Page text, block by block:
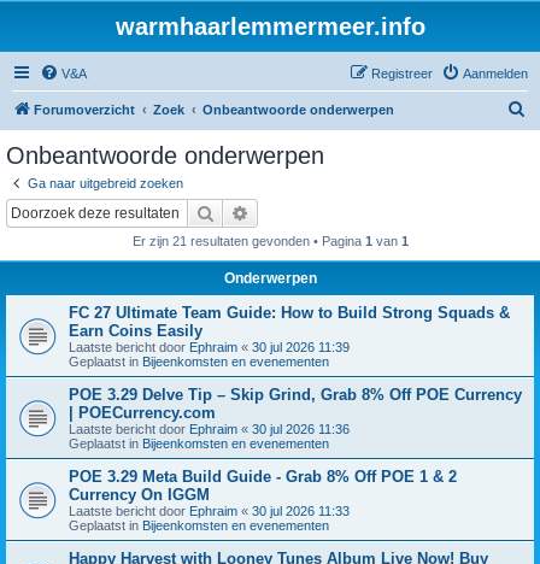
warmhaarlemmermeer.info
V&A Aanmelden
Registreer
Forumoverzicht Zoek Onbeantwoorde onderwerpen
Onbeantwoorde onderwerpen
Ga naar uitgebreid zoeken
Zoek
Er zijn 21 resultaten gevonden • Pagina 1 van 1
Onderwerpen
FC 27 Ultimate Team Guide: How to Build Strong Squads &
Earn Coins Easily
Laatste bericht door Ephraim « 30 jul 2026 11:39
Geplaatst in Bijeenkomsten en evenementen
POE 3.29 Delve Tip – Skip Grind, Grab 8% Off POE Currency
| POECurrency.com
Laatste bericht door Ephraim « 30 jul 2026 11:36
Geplaatst in Bijeenkomsten en evenementen
POE 3.29 Meta Build Guide - Grab 8% Off POE 1 & 2
Currency On IGGM
Laatste bericht door Ephraim « 30 jul 2026 11:33
Geplaatst in Bijeenkomsten en evenementen
Happy Harvest with Looney Tunes Album Live Now! Buy